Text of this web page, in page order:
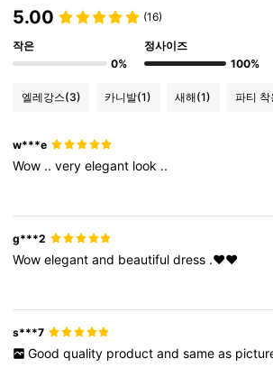
5.00 (16)
작은
0%
정사이즈
100%
엘레강스(3) 카니발(1) 새해(1) 파티 착
w***e
Wow ..veryelegant look ..
g***2
Wowelegantand beautifuldress .❤️❤️
s***7
Good quality product and same as